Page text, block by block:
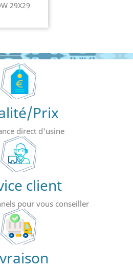
29X29
Prix
direct d'usine
client
pour vous conseiller